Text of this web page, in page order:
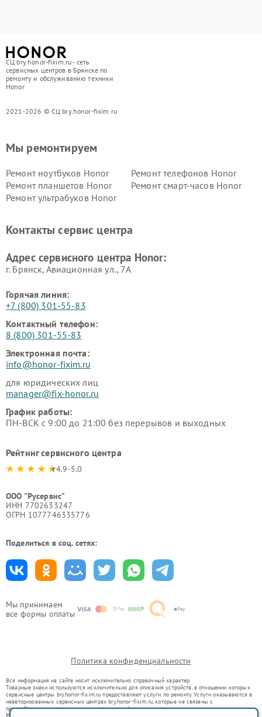
СЦ bry.honor-fixim.ru - сеть
сервисных центров в Брянске по
ремонту и обслуживанию техники
Honor
2021-2026 © СЦ bry.honor-fixim.ru
Мы принимаем
все формы оплаты
Мы ремонтируем
Ремонт ноутбуков Honor
Ремонт телефонов Honor
Ремонт планшетов Honor
Ремонт смарт-часов Honor
Ремонт ультрабуков Honor
Контакты сервис центра
Адрес сервисного центра Honor:
г. Брянск, Авиационная ул., 7А
Горячая линия:
+7 (800) 301-55-83
Контактный телефон:
8 (800) 301-55-83
Электронная почта:
info@honor-fixim.ru
для юридических лиц
manager@fix-honor.ru
График работы:
ПН-ВСК с 9:00 до 21:00 без перерывов и выходных
Рейтинг сервисного центра
4.9-5.0
ООО "Русервис"
ИНН 7702633247
ОГРН 1077746335776
Поделиться в соц. сетях:
Политика конфиденциальности
Вся информация на сайте носит исключительно справочный характер.
Товарные знаки используются исключительно для описания устройств, в отношении которых
сервисные центры bry.honor-fixim.ru предоставляют услуги по ремонту. Услуги оказываются в
неавторизованных сервисных центрах bry.honor-fixim.ru, которые не связаны с
правообладателями товарных знаков или их официальными представителями.
Ремонт осуществляется для устройств, уже введенных в гражданский оборот в соответствии